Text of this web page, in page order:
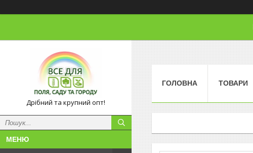
Дрібний та крупний опт!
ГОЛОВНА ТОВАРИ